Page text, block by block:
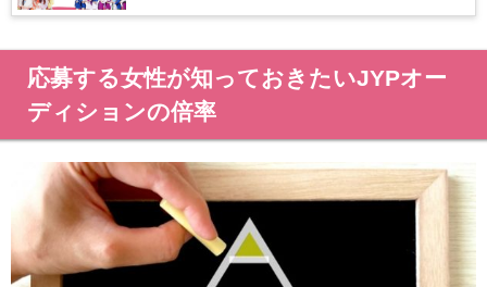
応募する女性が知っておきたいJYPオー
ディションの倍率